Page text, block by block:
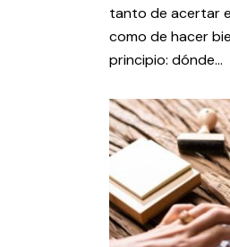
tanto de acertar
como de hacer
principio: dónde…